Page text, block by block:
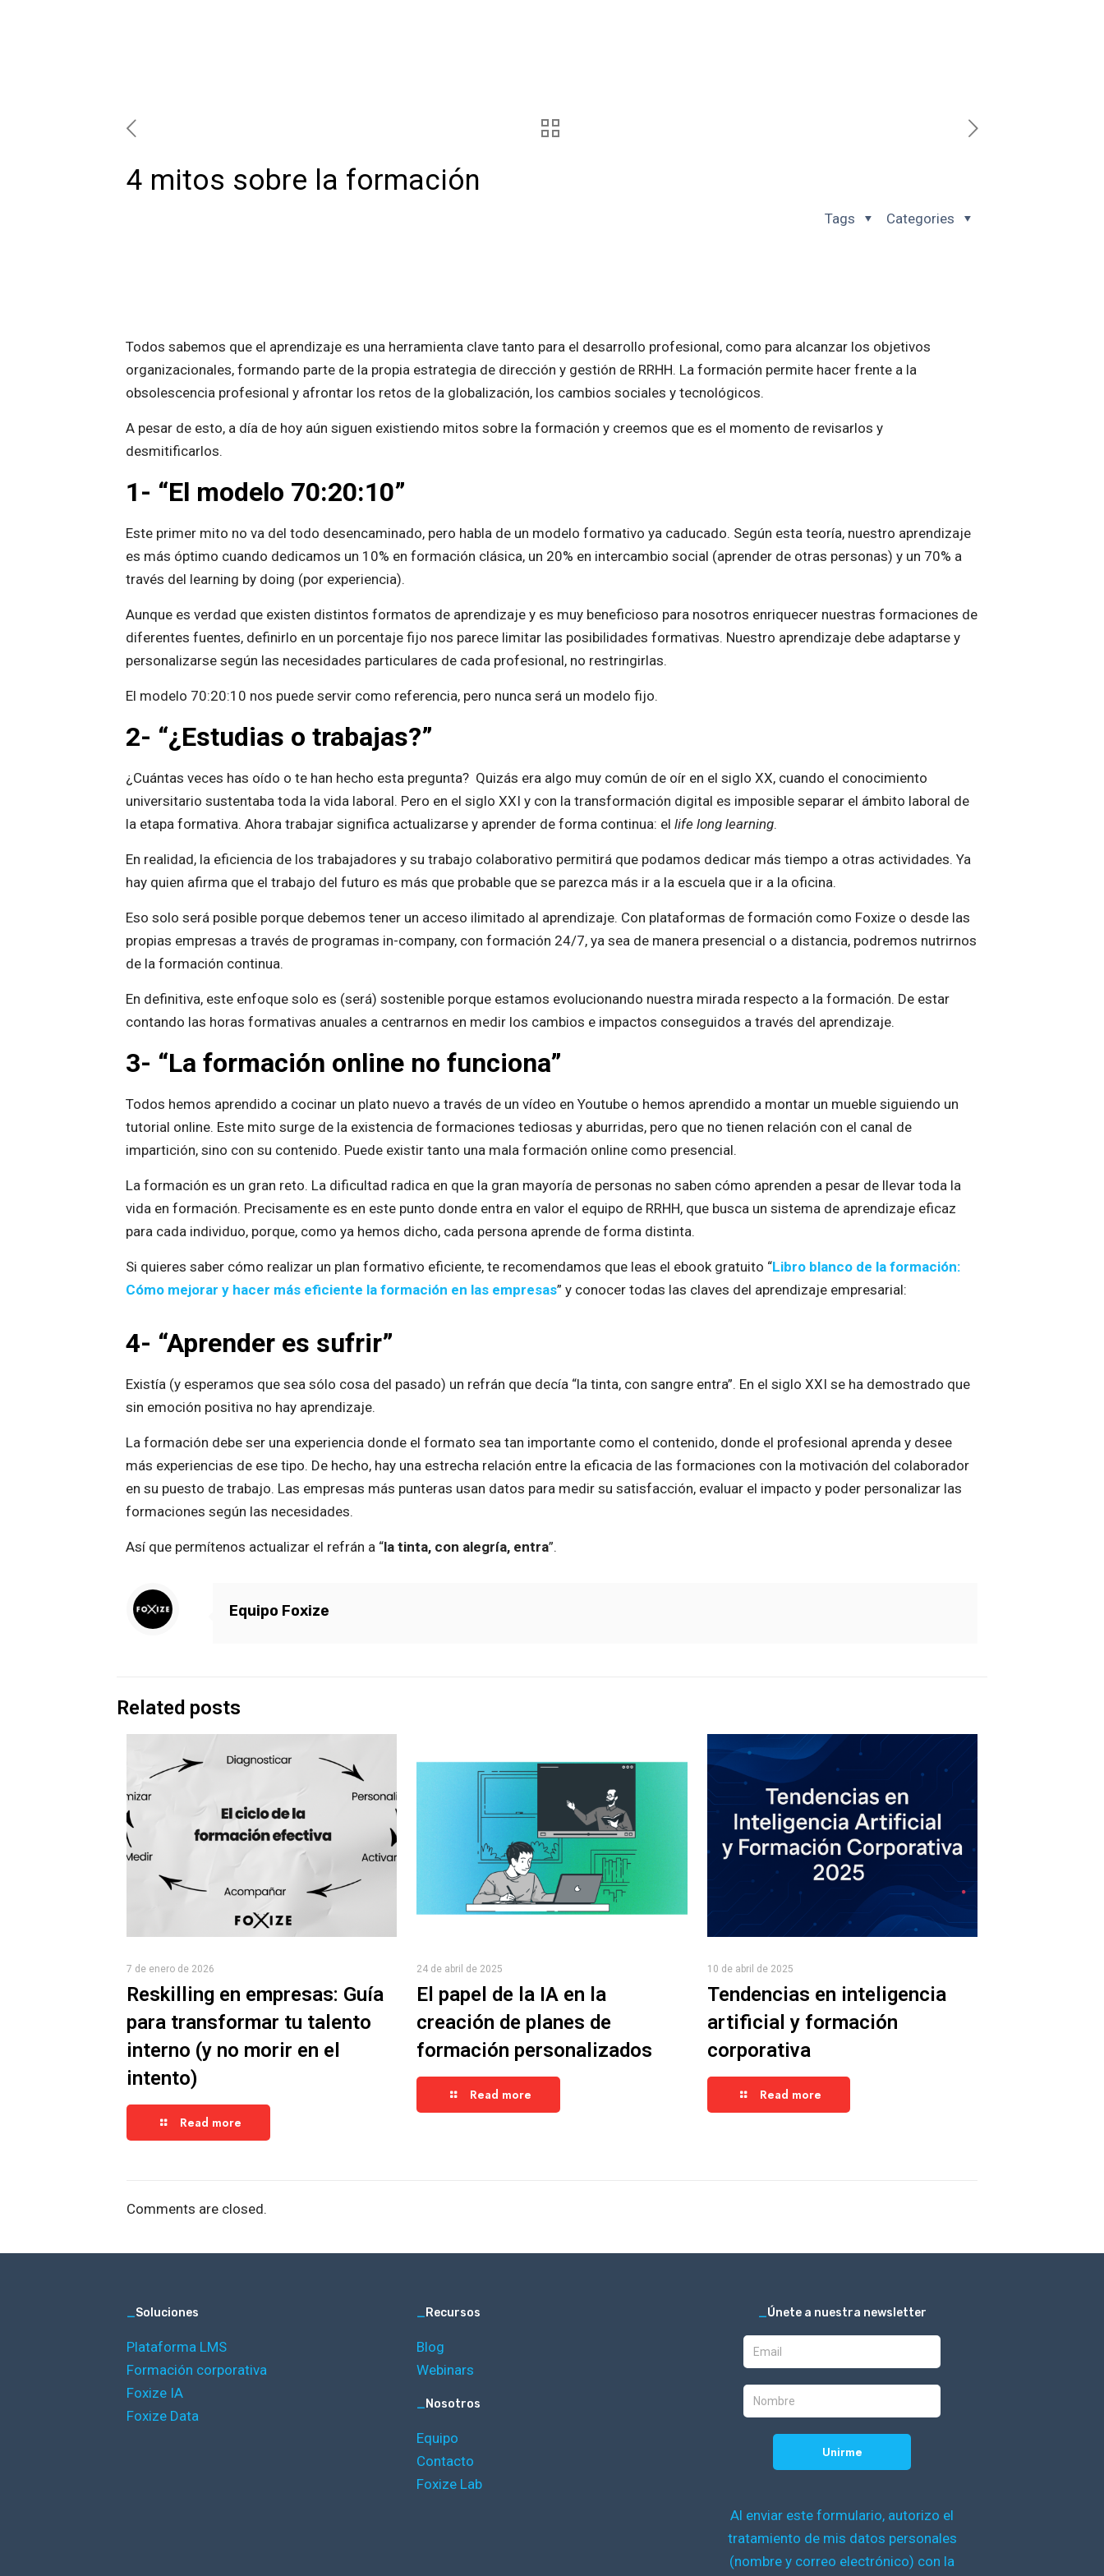
4 mitos sobre la formación
Categories
Tags
Todos sabemos que el aprendizaje es una herramienta clave tanto para el desarrollo profesional, como para alcanzar los objetivos
organizacionales, formando parte de la propia estrategia de dirección y gestión de RRHH. La formación permite hacer frente a la
obsolescencia profesional y afrontar los retos de la globalización, los cambios sociales y tecnológicos.
A pesar de esto, a día de hoy aún siguen existiendo mitos sobre la formación y creemos que es el momento de revisarlos y
desmitificarlos.
1- “El modelo 70:20:10”
Este primer mito no va del todo desencaminado, pero habla de un modelo formativo ya caducado. Según esta teoría, nuestro aprendizaje
es más óptimo cuando dedicamos un 10% en formación clásica, un 20% en intercambio social (aprender de otras personas) y un 70% a
través del learning by doing (por experiencia).
Aunque es verdad que existen distintos formatos de aprendizaje y es muy beneficioso para nosotros enriquecer nuestras formaciones de
diferentes fuentes, definirlo en un porcentaje fijo nos parece limitar las posibilidades formativas. Nuestro aprendizaje debe adaptarse y
personalizarse según las necesidades particulares de cada profesional, no restringirlas.
El modelo 70:20:10 nos puede servir como referencia, pero nunca será un modelo fijo.
2- “¿Estudias o trabajas?”
¿Cuántas veces has oído o te han hecho esta pregunta? Quizás era algo muy común de oír en el siglo XX, cuando el conocimiento
universitario sustentaba toda la vida laboral. Pero en el siglo XXI y con la transformación digital es imposible separar el ámbito laboral de
la etapa formativa. Ahora trabajar significa actualizarse y aprender de forma continua: el life long learning.
En realidad, la eficiencia de los trabajadores y su trabajo colaborativo permitirá que podamos dedicar más tiempo a otras actividades. Ya
hay quien afirma que el trabajo del futuro es más que probable que se parezca más ir a la escuela que ir a la oficina.
Eso solo será posible porque debemos tener un acceso ilimitado al aprendizaje. Con plataformas de formación como Foxize o desde las
propias empresas a través de programas in-company, con formación 24/7, ya sea de manera presencial o a distancia, podremos nutrirnos
de la formación continua.
En definitiva, este enfoque solo es (será) sostenible porque estamos evolucionando nuestra mirada respecto a la formación. De estar
contando las horas formativas anuales a centrarnos en medir los cambios e impactos conseguidos a través del aprendizaje.
3- “La formación online no funciona”
Todos hemos aprendido a cocinar un plato nuevo a través de un vídeo en Youtube o hemos aprendido a montar un mueble siguiendo un
tutorial online. Este mito surge de la existencia de formaciones tediosas y aburridas, pero que no tienen relación con el canal de
impartición, sino con su contenido. Puede existir tanto una mala formación online como presencial.
La formación es un gran reto. La dificultad radica en que la gran mayoría de personas no saben cómo aprenden a pesar de llevar toda la
vida en formación. Precisamente es en este punto donde entra en valor el equipo de RRHH, que busca un sistema de aprendizaje eficaz
para cada individuo, porque, como ya hemos dicho, cada persona aprende de forma distinta.
Si quieres saber cómo realizar un plan formativo eficiente, te recomendamos que leas el ebook gratuito “Libro blanco de la formación:
Cómo mejorar y hacer más eficiente la formación en las empresas” y conocer todas las claves del aprendizaje empresarial:
4- “Aprender es sufrir”
Existía (y esperamos que sea sólo cosa del pasado) un refrán que decía “la tinta, con sangre entra”. En el siglo XXI se ha demostrado que
sin emoción positiva no hay aprendizaje.
La formación debe ser una experiencia donde el formato sea tan importante como el contenido, donde el profesional aprenda y desee
más experiencias de ese tipo. De hecho, hay una estrecha relación entre la eficacia de las formaciones con la motivación del colaborador
en su puesto de trabajo. Las empresas más punteras usan datos para medir su satisfacción, evaluar el impacto y poder personalizar las
formaciones según las necesidades.
Así que permítenos actualizar el refrán a “la tinta, con alegría, entra”.
Equipo Foxize
Related posts
7 de enero de 2026
Reskilling en empresas: Guía
para transformar tu talento
interno (y no morir en el
intento)
Read more
24 de abril de 2025
El papel de la IA en la
creación de planes de
formación personalizados
Read more
10 de abril de 2025
Tendencias en inteligencia
artificial y formación
corporativa
Read more
Comments are closed.
_Soluciones
Plataforma LMS
Formación corporativa
Foxize IA
Foxize Data
_Recursos
Blog
Webinars
_Nosotros
Equipo
Contacto
Foxize Lab
_Únete a nuestra newsletter
Al enviar este formulario, autorizo el
tratamiento de mis datos personales
(nombre y correo electrónico) con la